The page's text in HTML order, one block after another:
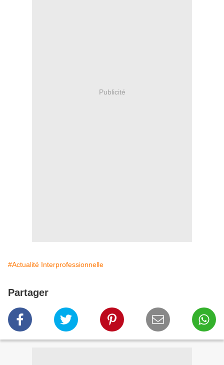
Publicité
#Actualité Interprofessionnelle
Partager